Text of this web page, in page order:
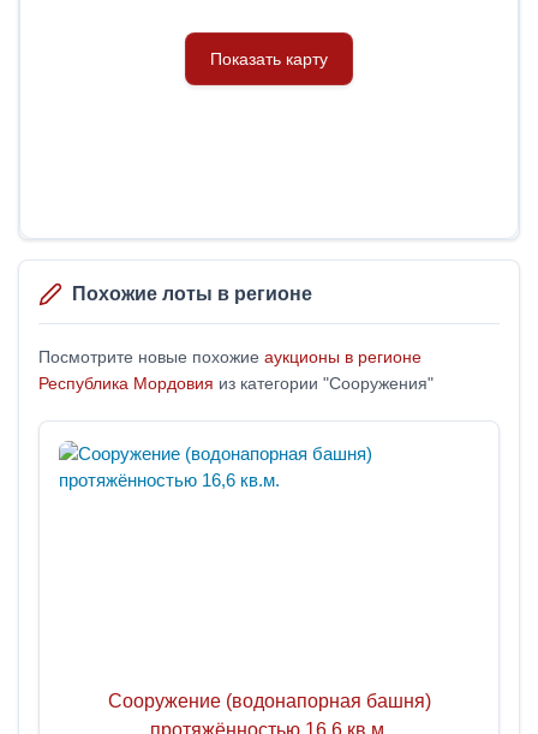
Похожие лоты в регионе
Посмотрите новые похожие аукционы в регионе
Республика Мордовия из категории "Сооружения"
Сооружение (водонапорная башня)
протяжённостью 16,6 кв.м.